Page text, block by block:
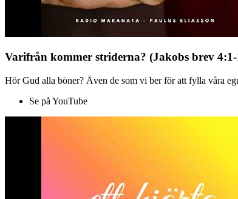
Varifrån kommer striderna? (Jakobs brev 4:1-
Hör Gud alla böner? Även de som vi ber för att fylla våra
Se på YouTube